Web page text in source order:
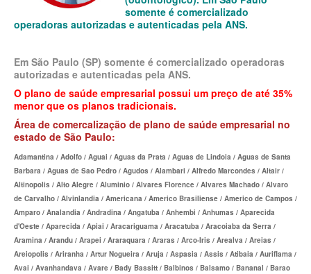
MEDICAL HEALTH PLANO DE SAÚDE EMPRESARIAL
NEXT SEISA PLANO DE SAÚDE EMPRESARIAL
OMINT PLANO DE SAÚDE EMPRESARIAL
ONE HEALTH PLANO DE SAÚDE EMPRESARIAL
PLENA PLANO DE SAÚDE EMPRESARIAL
PORTO SEGURO PLANO DE SAÚDE EMPRESARIAL
SAMED PLANO DE SAÚDE EMPRESARIAL
SANTA CASA DE MAUÁ PLANO DE SAÚDE EMPRESARIAL
SANTARIS PLANO DE SAÚDE EMPRESARIAL
PLANO DE SAÚDE INDIVIDUAL
somente é comercializado
operadoras autorizadas e autenticadas pela ANS.
Em São Paulo (SP) somente é comercializado operadoras
autorizadas e autenticadas pela ANS.
O plano de saúde empresarial possui um preço de até 35%
menor que os planos tradicionais.
Área de comercalização de plano de saúde empresarial no
estado de São Paulo:
Adamantina / Adolfo / Aguai / Aguas da Prata / Aguas de Lindoia / Aguas de Santa
Barbara / Aguas de Sao Pedro / Agudos / Alambari / Alfredo Marcondes / Altair /
Altinopolis / Alto Alegre / Aluminio / Alvares Florence / Alvares Machado / Alvaro
de Carvalho / Alvinlandia / Americana / Americo Brasiliense / Americo de Campos /
Amparo / Analandia / Andradina / Angatuba / Anhembi / Anhumas / Aparecida
d'Oeste / Aparecida / Apiai / Aracariguama / Aracatuba / Aracoiaba da Serra /
Aramina / Arandu / Arapei / Araraquara / Araras / Arco-Iris / Arealva / Areias /
Areiopolis / Ariranha / Artur Nogueira / Aruja / Aspasia / Assis / Atibaia / Auriflama /
Avai / Avanhandava / Avare / Bady Bassitt / Balbinos / Balsamo / Bananal / Barao